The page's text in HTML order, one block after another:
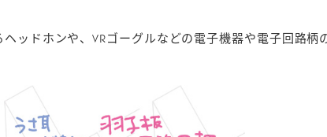
ッドホンや、VRゴーグルなどの電子機器や電子回路